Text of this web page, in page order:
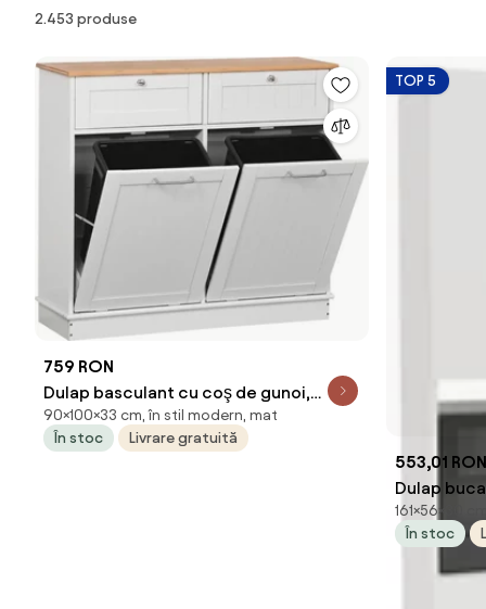
Produse
2.453 produse
759 RON
Dulap basculant cu coş de gunoi,
alb/bambus, DELINS TYP 2
90×100×33 cm, în stil modern, mat
În stoc
Livrare gratuită
TOP 5
553,01 RON
Dulap
x 161 cm
161×56×30
În stoc